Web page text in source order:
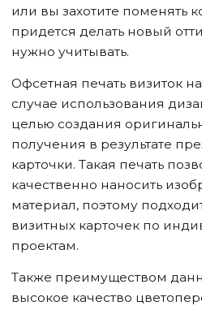
или вы захотите поменять
придется делать новый
нужно учитывать.
Офсетная печать визиток
случае использования
целью создания
получения в результате
карточки. Такая печать
качественно наносить
материал, поэтому
визитных карточек по
проектам.
Также преимуществом
высокое качество